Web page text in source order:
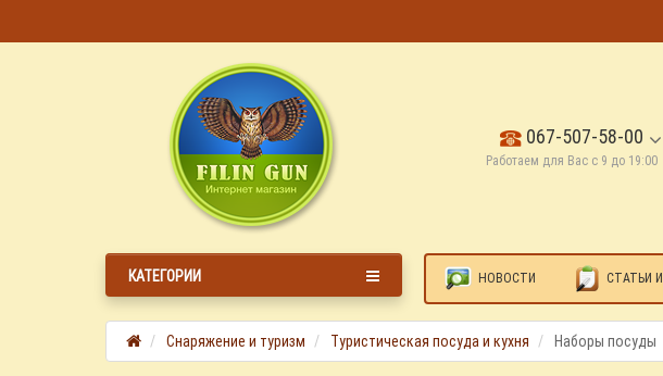
067-507-58-00
Работаем для Вас с 9 до 19:00
КАТЕГОРИИ НОВОСТИ СТАТЬИ
Снаряжение и туризм Туристическая посуда и кухня Наборы посуды